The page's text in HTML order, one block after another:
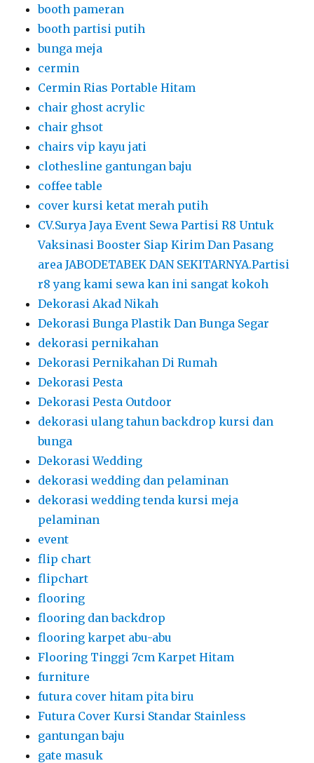
booth pameran
booth partisi putih
bunga meja
cermin
Cermin Rias Portable Hitam
chair ghost acrylic
chair ghsot
chairs vip kayu jati
clothesline gantungan baju
coffee table
cover kursi ketat merah putih
CV.Surya Jaya Event Sewa Partisi R8 Untuk
Vaksinasi Booster Siap Kirim Dan Pasang
area JABODETABEK DAN SEKITARNYA.Partisi
r8 yang kami sewa kan ini sangat kokoh
Dekorasi Akad Nikah
Dekorasi Bunga Plastik Dan Bunga Segar
dekorasi pernikahan
Dekorasi Pernikahan Di Rumah
Dekorasi Pesta
Dekorasi Pesta Outdoor
dekorasi ulang tahun backdrop kursi dan
bunga
Dekorasi Wedding
dekorasi wedding dan pelaminan
dekorasi wedding tenda kursi meja
pelaminan
event
flip chart
flipchart
flooring
flooring dan backdrop
flooring karpet abu-abu
Flooring Tinggi 7cm Karpet Hitam
furniture
futura cover hitam pita biru
Futura Cover Kursi Standar Stainless
gantungan baju
gate masuk